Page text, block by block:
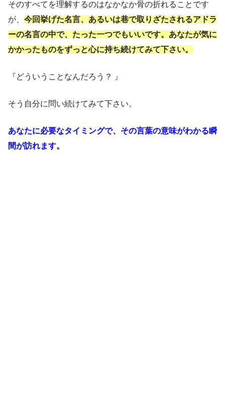
そのすべてを理解するのはなかなか骨の折れることです
が、 今回挙げた名言、あるいは巷で取りざたされるアドラ
ーの名言の中で、たった一つでもいいです。あなたが気に
かかったものをずっと心に持ち続けてみて下さい。
『どういうことなんだろう？ 』
そう自分に問い続けてみて下さい。
あなたに必要なタイミングで、その言葉の意味がわかる瞬
間が訪れます。